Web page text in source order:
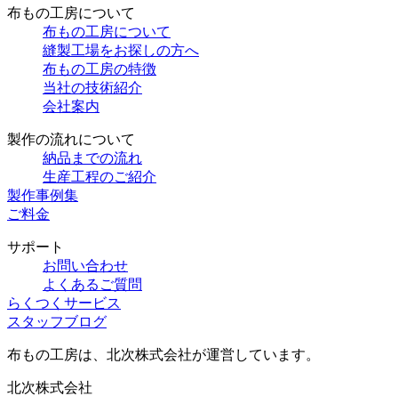
布もの工房について
布もの工房について
縫製工場をお探しの方へ
布もの工房の特徴
当社の技術紹介
会社案内
製作の流れについて
納品までの流れ
生産工程のご紹介
製作事例集
ご料金
サポート
お問い合わせ
よくあるご質問
らくつくサービス
スタッフブログ
布もの工房は、北次株式会社が運営しています。
北次株式会社